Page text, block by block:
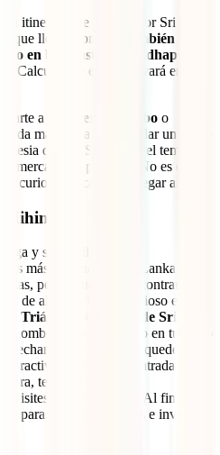
tu itinerario de 15 días por Sri
que llegues pronto,
también
o en bus hasta Anuradhapura
Calcula que esto te llevará entre 5
a
conocer Negombo o
más cerca, puedes dar un paseo
de San Sebastián, el templo
mercado de pescado. No es que
curiosa si acabas de llegar al país.
y sal en dirección a
más antiguas de Sri Lanka y
por lo que aquí encontrarás
de altísimo valor religioso e
Triángulo Cultural de Sri
(ya sea en bus o en tuk tuk)
echarás todo lo que te quede de
atractivos. Aunque la entrada
cara, te recomendamos
y visites todo lo posible. Al fin y al
para descubrir un país e invertir